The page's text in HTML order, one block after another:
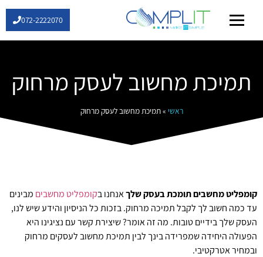
072-2222070
תמיכת מחשוב לעסק מרחוק
ראשי »תמיכת מחשוב לעסק מרחוק
קומפליט מחשבים תומכת בעסק שלךאנחנו בקומפליט מחשבים מבינים
עד כמה חשוב לך לקבל תמיכה מרחוק. בזכות כל הניסיון והידע שיש לנו,
העסק שלך בידיים טובות. מה זה אומר? שיצירת קשר עם נציגינו היא
הפעולה היחידה שמפרידה בינך לבין תמיכת מחשוב לעסקים מרחוק
ובמחיר אטרקטיבי.